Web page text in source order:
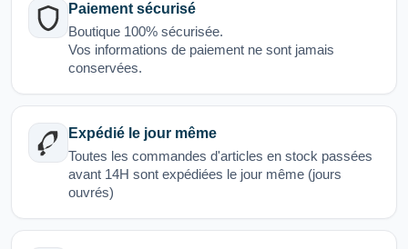
Paiement sécurisé
Boutique 100% sécurisée.
Vos informations de paiement ne sont jamais
conservées.
Expédié le jour même
Toutes les commandes d'articles en stock passées
avant 14H sont expédiées le jour même (jours
ouvrés)